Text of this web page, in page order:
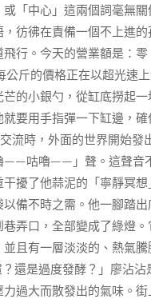
「中心」這兩個詞毫無
彷彿在責備一個不上進的
行。今天的營業額是：
公斤的價格正在以超光速
的小銀勺，從缸底撈起
要用手指彈一下缸邊，
流時，外面的世界開始發
——咕嚕——」聲。這聲音
擾了他蒜泥的「寧靜冥想
備不時之需。他一腳踏
弄口，全部變成了綠燈
且有一層淡淡的、熱氣
還是過度發酵？」廖沾
過大而散發出的氣味。